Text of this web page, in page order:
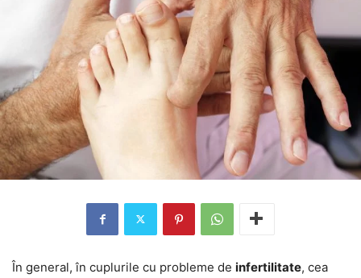
În general, în cuplurile cu probleme de infertilitate, cea